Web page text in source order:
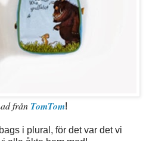
från TomTom!
i plural, för det var det vi